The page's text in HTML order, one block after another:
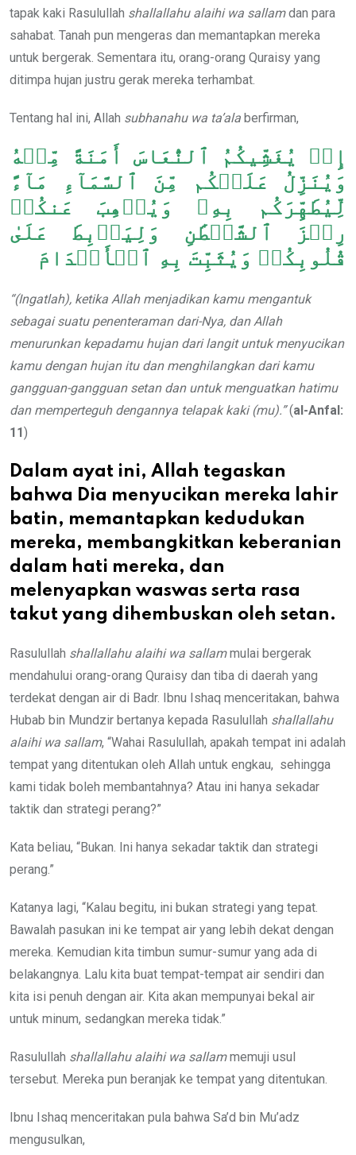
tapak kaki Rasulullah shallallahu alaihi wa sallamdan para
sahabat. Tanah pun mengeras dan memantapkan mereka
untuk bergerak. Sementara itu, orang-orang Quraisy yang
ditimpa hujan justru gerak mereka terhambat.
Tentang hal ini, Allah subhanahu wa ta’ala berfirman,
إِذۡ يُغَشِّيكُمُ ٱلنُّعَاسَ أَمَنَةً مِّنۡهُ
وَيُنَزِّلُ عَلَيۡكُم مِّنَ ٱلسَّمَآءِ مَآءً
لِّيُطَهِّرَكُم بِهِۦ وَيُذۡهِبَ عَنكُمۡ
رِجۡزَ ٱلشَّيۡطَٰنِ وَلِيَرۡبِطَ عَلَىٰ
قُلُوبِكُمۡ وَيُثَبِّتَ بِهِ ٱلۡأَقۡدَامَ
“(Ingatlah), ketika Allah menjadikan kamu mengantuk
sebagai suatu penenteraman dari-Nya, dan Allah
menurunkan kepadamu hujan dari langit untuk menyucikan
kamu dengan hujan itu dan menghilangkan dari kamu
gangguan-gangguan setan dan untuk menguatkan hatimu
dan memperteguh dengannya telapak kaki (mu).”(al-Anfal:
11)
Dalam ayat ini, Allah tegaskan
bahwa Dia menyucikan mereka lahir
batin, memantapkan kedudukan
mereka, membangkitkan keberanian
dalam hati mereka, dan
melenyapkan waswas serta rasa
takut yang dihembuskan oleh setan.
Rasulullah shallallahu alaihi wa sallammulai bergerak
mendahului orang-orang Quraisy dan tiba di daerah yang
terdekat dengan air di Badr. Ibnu Ishaq menceritakan, bahwa
Hubab bin Mundzir bertanya kepada Rasulullah shallallahu
alaihi wa sallam, “Wahai Rasulullah, apakah tempat ini adalah
tempat yang ditentukan oleh Allah untuk engkau, sehingga
kami tidak boleh membantahnya? Atau ini hanya sekadar
taktik dan strategi perang?”
Kata beliau, “Bukan. Ini hanya sekadar taktik dan strategi
perang.”
Katanya lagi, “Kalau begitu, ini bukan strategi yang tepat.
Bawalah pasukan ini ke tempat air yang lebih dekat dengan
mereka. Kemudian kita timbun sumur-sumur yang ada di
belakangnya. Lalu kita buat tempat-tempat air sendiri dan
kita isi penuh dengan air. Kita akan mempunyai bekal air
untuk minum, sedangkan mereka tidak.”
Rasulullah shallallahu alaihi wa sallammemuji usul
tersebut. Mereka pun beranjak ke tempat yang ditentukan.
Ibnu Ishaq menceritakan pula bahwa Sa’d bin Mu’adz
mengusulkan,